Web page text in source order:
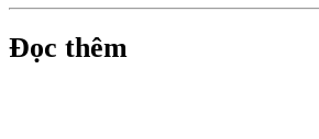
Đọc thêm